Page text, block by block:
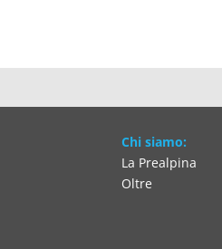
Chi siamo:
La Prealpina
Oltre